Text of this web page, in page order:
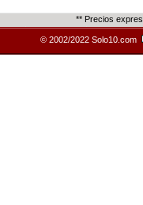
** Precios
© 2002/2022 Solo10.com